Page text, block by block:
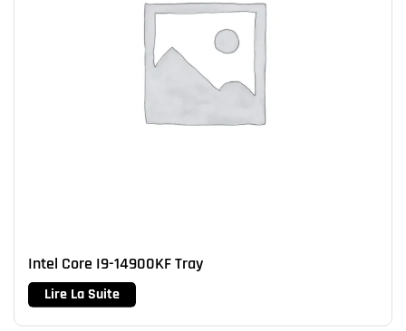
Intel Core I9-14900KF Tray
Lire La Suite